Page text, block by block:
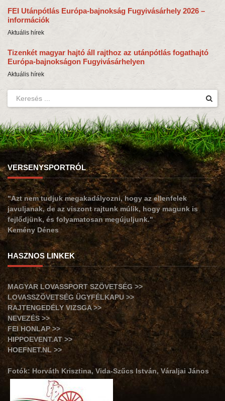
FEI Utánpótlás Európa-bajnokság Fugyivásárhely 2026 –
információk
Aktuális hírek
Tizenkét magyar hajtó áll rajthoz az utánpótlás fogathajtó
Európa-bajnokságon Fugyivásárhelyen
Aktuális hírek
VERSENYSPORTRÓL
"Azt nem tudjuk megakadályozni, hogy az ellenfelek
javuljanak, de az viszont rajtunk múlik, hogy magunk is
fejlődjünk, és folyamatosan megújuljunk."
Kemény Dénes
HASZNOS LINKEK
MAGYAR LOVASSPORT SZÖVETSÉG >>
LOVASSZÖVETSÉG ÜGYFÉLKAPU >>
RAJTENGEDÉLY VIZSGA >>
NEVEZÉS >>
FEI HONLAP >>
HIPPOEVENT.AT >>
HOEFNET.NL >>
Fotók: Horváth Krisztina, Vida-Szűcs István, Váraljai János